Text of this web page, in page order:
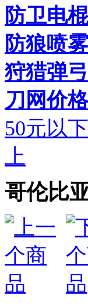
防卫电棍
防狼喷雾
狩猎弹弓
刀网价格
50元以下
上
哥伦比